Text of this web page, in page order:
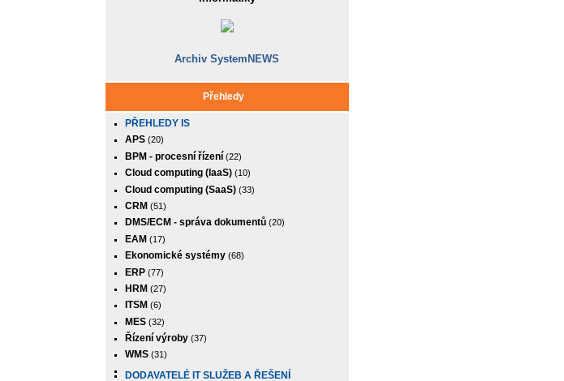
Archiv SystemNEWS
Přehledy
PŘEHLEDY IS
APS(20)
BPM - procesní řízení(22)
Cloud computing (IaaS)(10)
Cloud computing (SaaS)(33)
CRM (51)
DMS/ECM - správa dokumentů(20)
EAM (17)
Ekonomické systémy(68)
ERP(77)
HRM (27)
ITSM (6)
MES(32)
Řízení výroby(37)
WMS(31)
DODAVATELÉ IT SLUŽEB A ŘEŠENÍ